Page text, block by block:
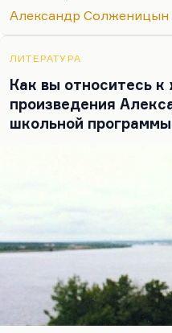
Александр Солженицын
ЛИТЕРАТУРА
Как вы относитесь
произведения
школьной